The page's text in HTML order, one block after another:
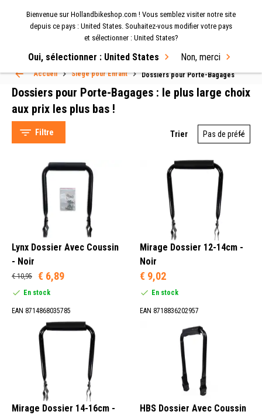
Select Language▼
Bienvenue sur Hollandbikeshop.com ! Vous semblez visiter notre site
depuis ce pays : United States. Souhaitez-vous modifier votre pays
et sélectionner : United States?
Oui, sélectionner : United States Non, merci
Accueil Siège pour Enfant Dossiers pour Porte-Bagages
Hooodie Cushie (5)
Simson (4)
Hollandbikeshop (4)
XLC (2)
Bleu (1)
Multicolore (1)
Violet (1)
Dossiers pour Porte-Bagages : le plus large choix
aux prix les plus bas !
Filtre Trier
Lynx Dossier Avec Coussin
- Noir
€ 10,95 € 6,89
En stock
EAN 8714868035785
Mirage Dossier 12-14cm -
Noir
€ 9,02
En stock
EAN 8718836202957
Mirage Dossier 14-16cm -
HBS Dossier Avec Coussin